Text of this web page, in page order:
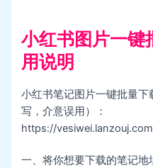
小红书图片一键
用说明
小红书笔记图片一键批量
写，介意误用）：
https://
一、将你想要下载的笔记